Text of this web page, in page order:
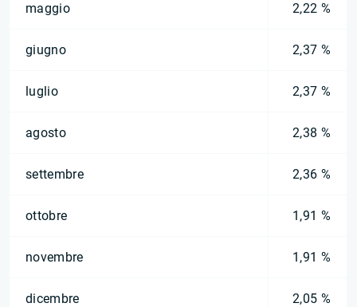
maggio 2,22 %
giugno 2,37 %
luglio 2,37 %
agosto 2,38 %
settembre 2,36 %
ottobre 1,91 %
novembre 1,91 %
dicembre 2,05 %